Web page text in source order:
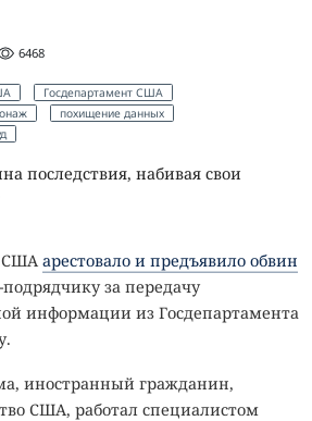
6468
Госдепартамент США
похищение данных
последствия, набивая свои
США арестовало и предъявило обвин
за передачу
информации из Госдепартамента
иностранный гражданин,
США, работал специалистом